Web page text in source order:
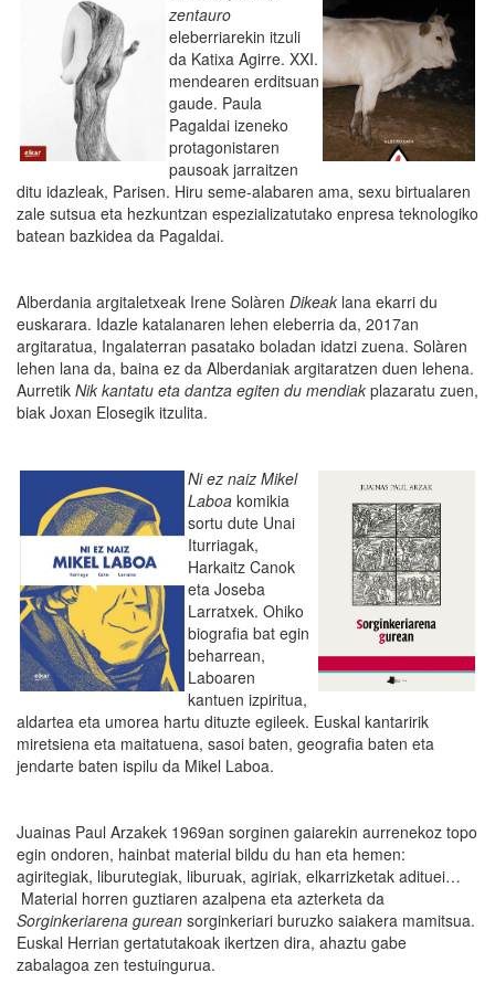
zentauro
eleberriarekin itzuli
da Katixa Agirre. XXI.
mendearen erditsuan
gaude. Paula
Pagaldai izeneko
protagonistaren
pausoak jarraitzen
ditu idazleak, Parisen. Hiru seme-alabaren ama, sexu birtualaren
zale sutsua eta hezkuntzan espezializatutako enpresa teknologiko
batean bazkidea da Pagaldai.
Alberdania argitaletxeak Irene Solàren Dikeak lana ekarri du
euskarara. Idazle katalanaren lehen eleberria da, 2017an
argitaratua, Ingalaterran pasatako boladan idatzi zuena. Solàren
lehen lana da, baina ez da Alberdaniak argitaratzen duen lehena.
Aurretik Nik kantatu eta dantza egiten du mendiak plazaratu zuen,
biak Joxan Elosegik itzulita.
Ni ez naiz Mikel
Laboa komikia
sortu dute Unai
Iturriagak,
Harkaitz Canok
eta Joseba
Larratxek. Ohiko
biografia bat egin
beharrean,
Laboaren
kantuen izpiritua,
aldartea eta umorea hartu dituzte egileek. Euskal kantaririk
miretsiena eta maitatuena, sasoi baten, geografia baten eta
jendarte baten ispilu da Mikel Laboa.
Juainas Paul Arzakek 1969an sorginen gaiarekin aurrenekoz topo
egin ondoren, hainbat material bildu du han eta hemen:
agiritegiak, liburutegiak, liburuak, agiriak, elkarrizketak adituei…
Material horren guztiaren azalpena eta azterketa da
Sorginkeriarena gurean sorginkeriari buruzko saiakera mamitsua.
Euskal Herrian gertatutakoak ikertzen dira, ahaztu gabe
zabalagoa zen testuingurua.